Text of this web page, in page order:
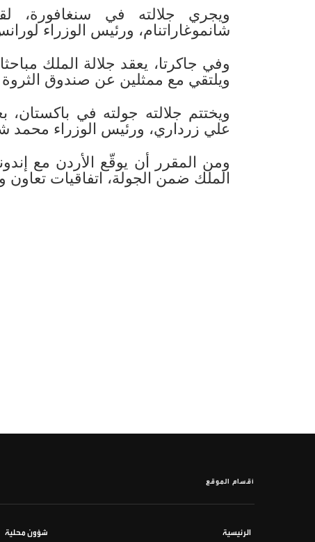
ويجري جلالته في سنغافورة،
شانموغاراتنام، ورئيس الوزراء
وفي جاكرتا، يعقد جلالة الملك
ويلتقي مع ممثلين عن صندوق الثروة
ويختتم جلالته جولته في
علي زرداري، ورئيس الوزراء محمد
ومن المقرر أن يوقّع الأردن مع
الملك ضمن الجولة، اتفاقيات
أقسام الموقع
الرئيسية شؤون محلية